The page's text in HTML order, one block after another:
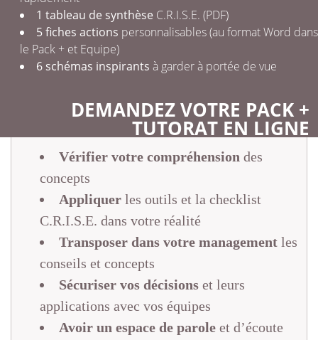
1 tableau de synthèse C.R.I.S.E. (PDF)
5 fiches actions personnalisables (au format Word dans
le Pack + et Equipe)
6 schémas inspirants à garder à portée de vue
DEMANDEZ VOTRE PACK +
TUTORAT EN LIGNE
Vérifier votre compréhension des
concepts
Appliquer les outils et la checklist
C.R.I.S.E. dans votre réalité
Transposer dans votre management les
conseils et concepts
Sécuriser vos décisions et leurs
applications avec vos équipes
Avoir un espace de parole et d’écoute